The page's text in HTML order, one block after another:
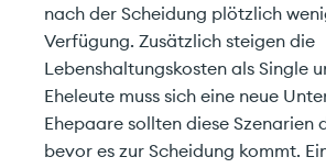
nach der Scheidung plötzlich
Verfügung. Zusätzlich steigen die
Lebenshaltungskosten als Single
Eheleute muss sich eine neue
Ehepaare sollten diese Szenarien
bevor es zur Scheidung kommt.